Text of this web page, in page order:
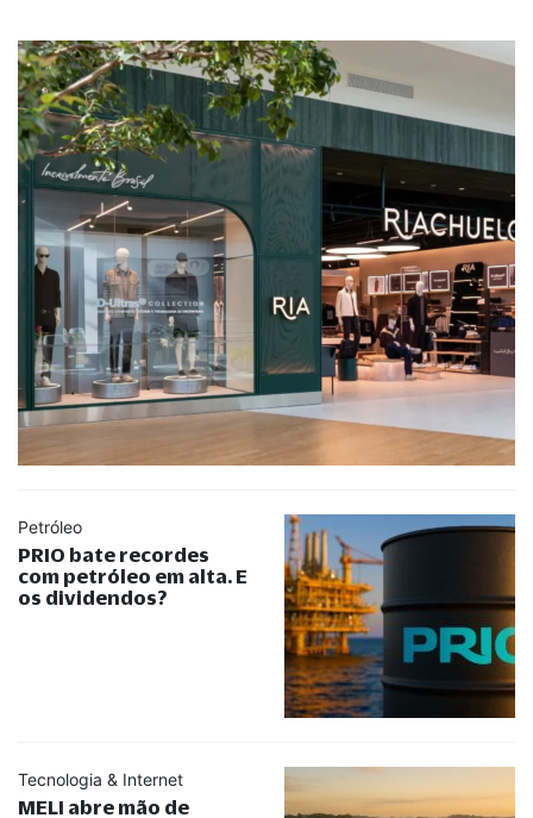
Petróleo
PRIO bate recordes
com petróleo em alta. E
os dividendos?
Tecnologia & Internet
MELI abre mão de